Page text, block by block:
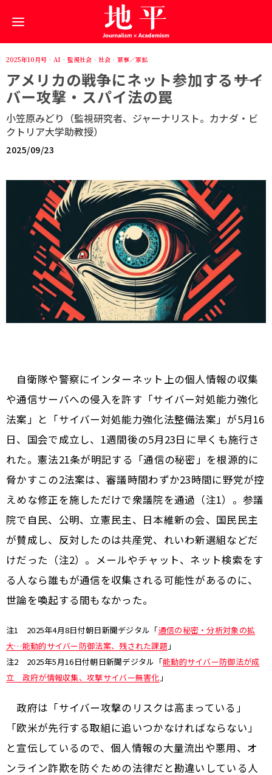
2025年10月号 · AI · 監視社会 · 社会 · 軍事／軍拡
アメリカの戦争にネット参加する――サイ
バー攻撃・スパイ法の罠
小笠原みどり（監視研究者、ジャーナリスト。カナダ・ビ
クトリア大学助教授）
2025/09/23
自衛隊や警察にインターネット上の個人情報の収集
や通信サーバへの侵入を許す「サイバー対処能力強化
法案」と「サイバー対処能力強化法整備法案」が5月16
日、国会で成立し、1週間後の5月23日に早くも施行さ
れた。憲法21条が明記する「通信の秘密」を根源的に
脅かすこの2法案は、審議時間わずか23時間に野党が控
えめな修正を施しただけで衆議院を通過（注1）。参議
院で自民、公明、立憲民主、日本維新の会、国民民主
が賛成し、反対したのは共産党、れいわ新選組などだ
けだった（注2）。メールやチャット、ネット検索をす
る人なら誰もが通信を収集される可能性があるのに、
世論を喚起する間もなかった。
注1 2025年4月8日付朝日新聞デジタル「通信の秘密・分析対象の拡
大…能動的サイバー防御法案、残された課題 」
注2 2025年5月16日付朝日新聞デジタル「能動的サイバー防御法が成
立 政府が情報収集、攻撃サイバー無害化 」
政府は「サイバー攻撃のリスクは高まっている」
「欧米が先行する取組に追いつかなければならない」
と宣伝しているので、個人情報の大量流出や悪用、オ
ンライン詐欺を防ぐための法律だと勘違いしている人